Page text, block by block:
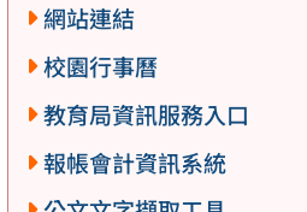
網站連結
校園行事曆
教育局資訊服務入口
報帳會計資訊系統